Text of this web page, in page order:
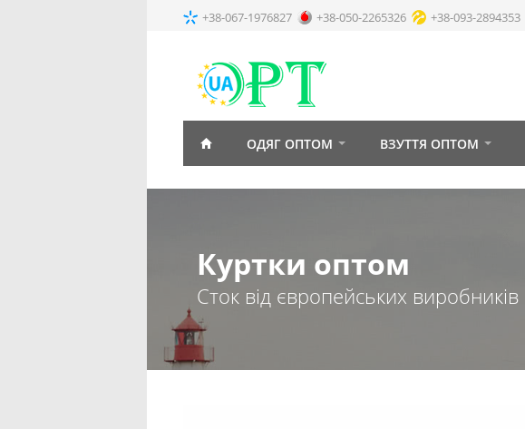
+38-067-1976827 +38-050-2265326 +38-093-2894353
ОДЯГ ОПТОМ ВЗУТТЯ ОПТОМ
Куртки оптом
Сток від європейських виробників